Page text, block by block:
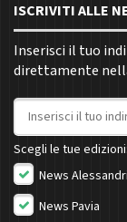
ISCRIVITI ALLE
Inserisci il tuo
direttamente
Indirizzo email
Scegli le tue edizioni:
News
News Pavia